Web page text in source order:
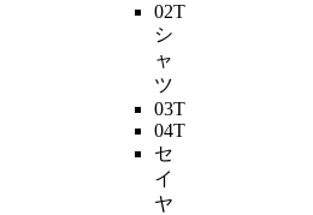
02T
シ
ャ
ツ
03T
04T
セ
イ
ヤ